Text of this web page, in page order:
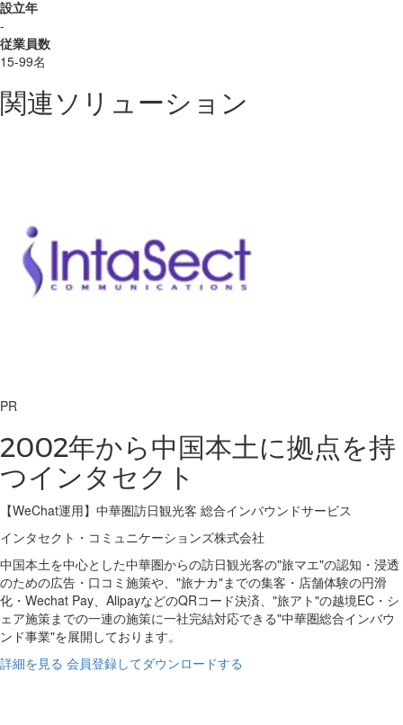
設立年
-
従業員数
15-99名
関連ソリューション
PR
2002年から中国本土に拠点を持
つインタセクト
【WeChat運用】中華圏訪日観光客 総合インバウンドサービス
インタセクト・コミュニケーションズ株式会社
中国本土を中心とした中華圏からの訪日観光客の"旅マエ"の認知・浸透
のための広告・口コミ施策や、"旅ナカ"までの集客・店舗体験の円滑
化・Wechat Pay、AlipayなどのQRコード決済、"旅アト"の越境EC・シ
ェア施策までの一連の施策に一社完結対応できる"中華圏総合インバウ
ンド事業"を展開しております。
詳細を見る 会員登録してダウンロードする